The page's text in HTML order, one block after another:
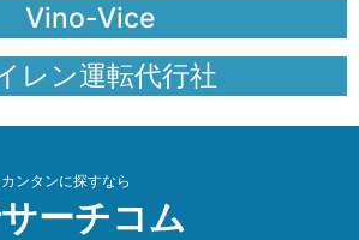
Vino-Vice
レン運転代行社
ンタンに探すなら
ーチコム